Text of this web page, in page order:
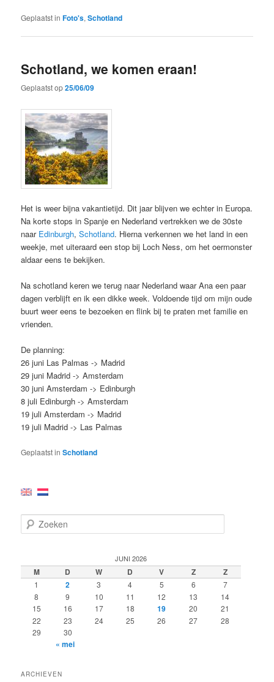
Geplaatst in Foto's,Schotland
Schotland, we komen eraan!
Geplaatst op25/06/09
Het is weer bijna vakantietijd. Dit jaar blijven we echter in Europa.
Na korte stops in Spanje en Nederland vertrekken we de 30ste
naar Edinburgh,Schotland. Hierna verkennen we het land in een
weekje, met uiteraard een stop bij Loch Ness, om het oermonster
aldaar eens te bekijken.
Na schotland keren we terug naar Nederland waar Ana een paar
dagen verblijft en ik een dikke week. Voldoende tijd om mijn oude
buurt weer eens te bezoeken en flink bij te praten met familie en
vrienden.
De planning:
26 juni Las Palmas -> Madrid
29 juni Madrid -> Amsterdam
30 juni Amsterdam -> Edinburgh
8 juli Edinburgh -> Amsterdam
19 juli Amsterdam -> Madrid
19 juli Madrid -> Las Palmas
Geplaatst in Schotland
o
e
n
JUNI 2026
M D W D V Z Z
1 2 3 4 5 6
7
8
9 10 11 12 13
14
15
16 17 18 19 20
21
22
23 24 25 26 27
28
29
30
« mei
ARCHIEVEN